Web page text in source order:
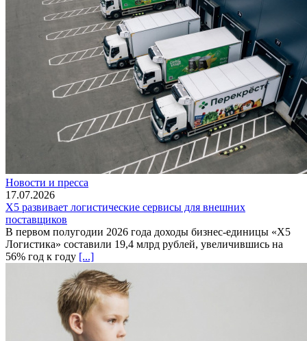
Новости и пресса
17.07.2026
X5 развивает логистические сервисы для внешних
поставщиков
В первом полугодии 2026 года доходы бизнес-единицы «X5
Логистика» составили 19,4 млрд рублей, увеличившись на
56% год к году [...]